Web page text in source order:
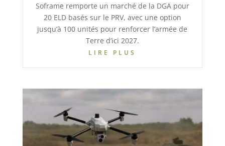
Soframe remporte un marché de la DGA pour
20 ELD basés sur le PRV, avec une option
jusqu’à 100 unités pour renforcer l’armée de
Terre d’ici 2027.
LIRE PLUS